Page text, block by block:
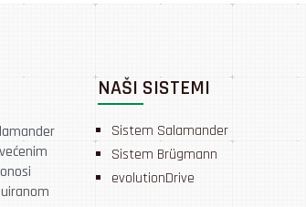
NAŠI SISTEMI
Sistem Salamander
Sistem Brügmann
evolutionDrive